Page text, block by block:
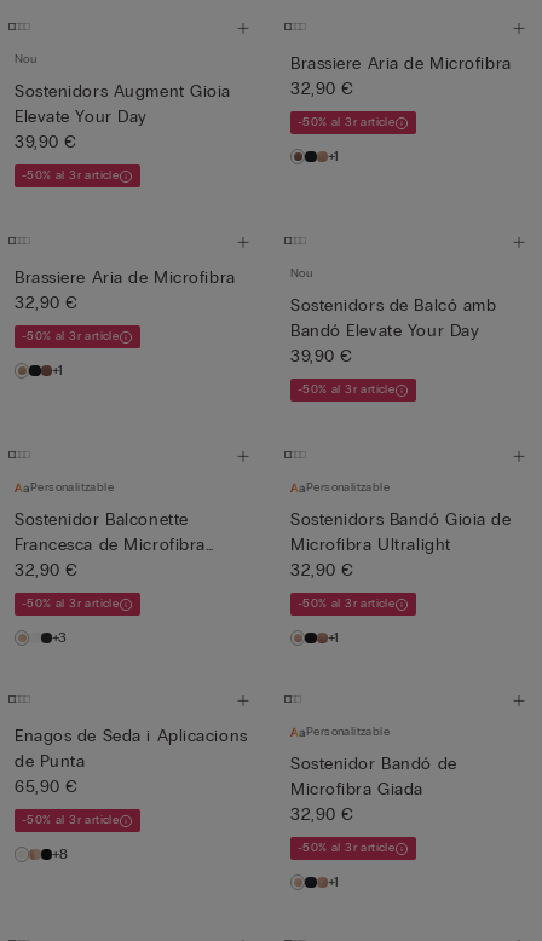
Nou
Sostenidors Augment Gioia
Elevate Your Day
39,90 €
-50% al 3r article
Brassiere Aria de Microfibra
32,90 €
-50% al 3r article
+1
Brassiere Aria de Microfibra
32,90 €
-50% al 3r article
+1
Nou
Sostenidors de Balcó amb
Bandó Elevate Your Day
39,90 €
-50% al 3r article
Personalitzable
Sostenidor Balconette
Francesca de Microfibra
Ultr...
32,90 €
-50% al 3r article
+3
Personalitzable
Sostenidors Bandó Gioia de
Microfibra Ultralight
32,90 €
-50% al 3r article
+1
Enagos de Seda i Aplicacions
de Punta
65,90 €
-50% al 3r article
+8
Personalitzable
Sostenidor Bandó de
Microfibra Giada
32,90 €
-50% al 3r article
+1